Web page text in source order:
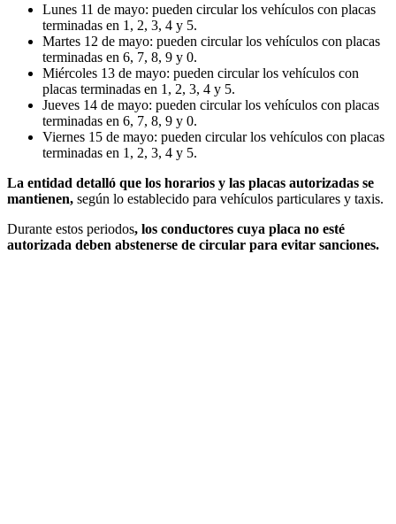
Lunes 11 de mayo: pueden circular los vehículos con placas
terminadas en 1, 2, 3, 4 y 5.
Martes 12 de mayo: pueden circular los vehículos con placas
terminadas en 6, 7, 8, 9 y 0.
Miércoles 13 de mayo: pueden circular los vehículos con
placas terminadas en 1, 2, 3, 4 y 5.
Jueves 14 de mayo: pueden circular los vehículos con placas
terminadas en 6, 7, 8, 9 y 0.
Viernes 15 de mayo: pueden circular los vehículos con placas
terminadas en 1, 2, 3, 4 y 5.
La entidad detalló que los horarios y las placas autorizadas se
mantienen, según lo establecido para vehículos particulares y taxis.
Durante estos periodos, los conductores cuya placa no esté
autorizada deben abstenerse de circular para evitar sanciones.